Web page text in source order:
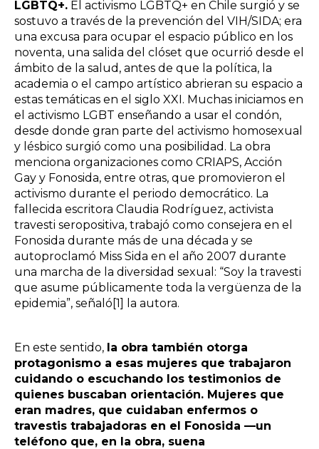
LGBTQ+. El activismo LGBTQ+ en Chile surgió y se
sostuvo a través de la prevención del VIH/SIDA; era
una excusa para ocupar el espacio público en los
noventa, una salida del clóset que ocurrió desde el
ámbito de la salud, antes de que la política, la
academia o el campo artístico abrieran su espacio a
estas temáticas en el siglo XXI. Muchas iniciamos en
el activismo LGBT enseñando a usar el condón,
desde donde gran parte del activismo homosexual
y lésbico surgió como una posibilidad. La obra
menciona organizaciones como CRIAPS, Acción
Gay y Fonosida, entre otras, que promovieron el
activismo durante el periodo democrático. La
fallecida escritora Claudia Rodríguez, activista
travesti seropositiva, trabajó como consejera en el
Fonosida durante más de una década y se
autoproclamó Miss Sida en el año 2007 durante
una marcha de la diversidad sexual: “Soy la travesti
que asume públicamente toda la vergüenza de la
epidemia”, señaló [1] la autora.
En este sentido, la obra también otorga
protagonismo a esas mujeres que trabajaron
cuidando o escuchando los testimonios de
quienes buscaban orientación. Mujeres que
eran madres, que cuidaban enfermos o
travestis trabajadoras en el Fonosida —un
teléfono que, en la obra, suena